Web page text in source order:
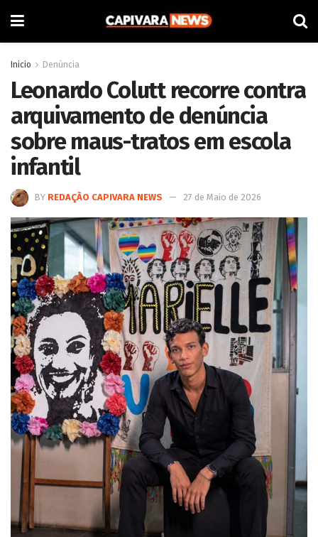
Inicio Denúncia
Leonardo Colutt recorre contra
arquivamento de denúncia
sobre maus-tratos em escola
infantil
BY REDAÇÃO CAPIVARA NEWS 27 de Maio de 2026